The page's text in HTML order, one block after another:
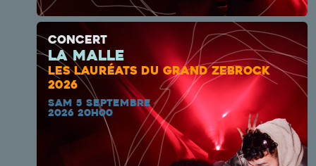
CONCERT
la malle
LES LAURÉATS DU GRAND ZEBROCK
2026
SAM 5 SEPTEMBRE
2026 20H00